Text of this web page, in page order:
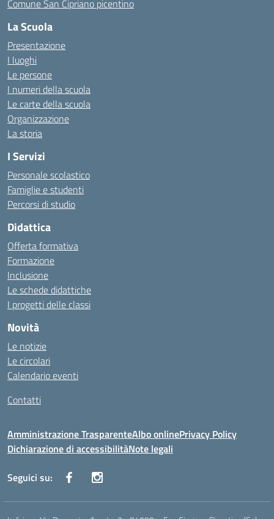
Comune San Cipriano picentino
La Scuola
Presentazione
I luoghi
Le persone
I numeri della scuola
Le carte della scuola
Organizzazione
La storia
I Servizi
Personale scolastico
Famiglie e studenti
Percorsi di studio
Didattica
Offerta formativa
Formazione
Inclusione
Le schede didattiche
I progetti delle classi
Novità
Le notizie
Le circolari
Calendario eventi
Contatti
Amministrazione TrasparenteAlbo onlinePrivacy Policy
Dichiarazione di accessibilitàNote legali
Seguici su: